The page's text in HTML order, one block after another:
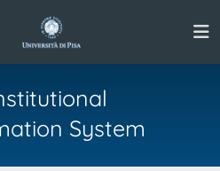
System